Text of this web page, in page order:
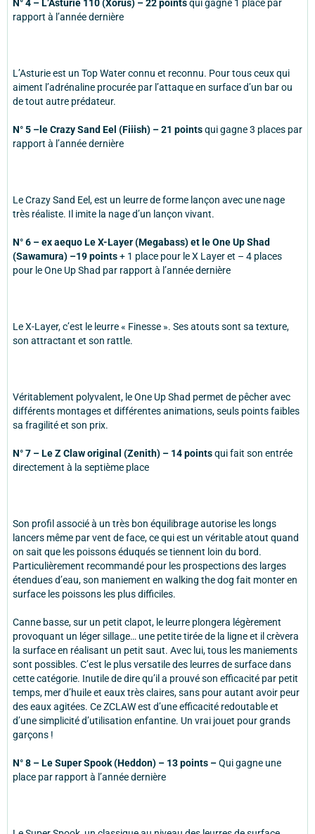
N° 4 – L’Asturie 110 (Xorus) – 22 pointsqui gagne 1 place par
rapport à l’année dernière
L’Asturie est un Top Water connu et reconnu. Pour tous ceux qui
aiment l’adrénaline procurée par l’attaque en surface d’un bar ou
de tout autre prédateur.
N° 5 –le Crazy Sand Eel (Fiiish) – 21 pointsqui gagne 3 places par
rapport à l’année dernière
Le Crazy Sand Eel, est un leurre de forme lançon avec une nage
très réaliste. Il imite la nage d’un lançon vivant.
N° 6 – ex aequo Le X-Layer (Megabass) et le One Up Shad
(Sawamura) –19 points+ 1 place pour le X Layer et – 4 places
pour le One Up Shad par rapport à l’année dernière
Le X-Layer, c’est le leurre « Finesse ». Ses atouts sont sa texture,
son attractant et son rattle.
Véritablement polyvalent, le One Up Shad permet de pêcher avec
différents montages et différentes animations, seuls points faibles
sa fragilité et son prix.
N° 7 – Le Z Claw original (Zenith) – 14 pointsqui fait son entrée
directement à la septième place
Son profil associé à un très bon équilibrage autorise les longs
lancers même par vent de face, ce qui est un véritable atout quand
on sait que les poissons éduqués se tiennent loin du bord.
Particulièrement recommandé pour les prospections des larges
étendues d’eau, son maniement en walking the dog fait monter en
surface les poissons les plus difficiles.
Canne basse, sur un petit clapot, le leurre plongera légèrement
provoquant un léger sillage… une petite tirée de la ligne et il crèvera
la surface en réalisant un petit saut. Avec lui, tous les maniements
sont possibles. C’est le plus versatile des leurres de surface dans
cette catégorie. Inutile de dire qu’il a prouvé son efficacité par petit
temps, mer d’huile et eaux très claires, sans pour autant avoir peur
des eaux agitées. Ce ZCLAW est d’une efficacité redoutable et
d’une simplicité d’utilisation enfantine. Un vrai jouet pour grands
garçons !
N° 8 – Le Super Spook (Heddon) – 13 points –Qui gagne une
place par rapport à l’année dernière